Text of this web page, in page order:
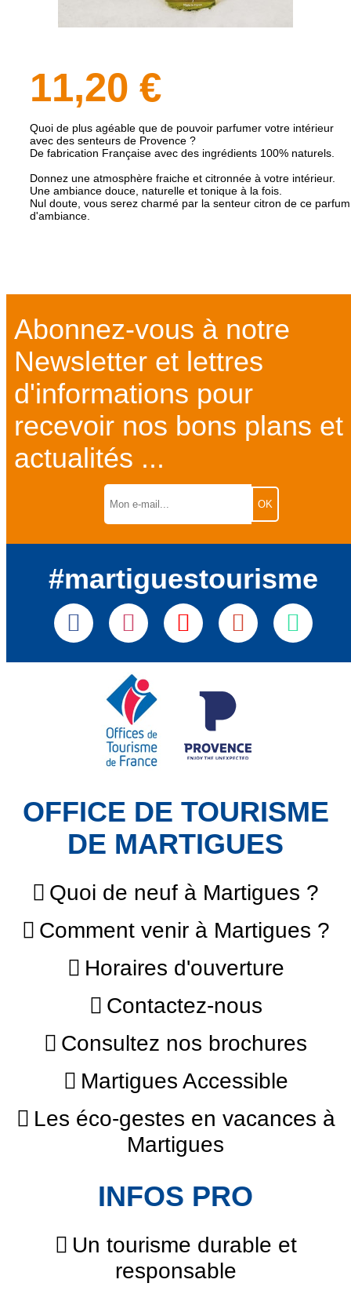
11,20 €
Quoi de plus agéable que de pouvoir parfumer votre intérieur
avec des senteurs de Provence ?
De fabrication Française avec des ingrédients 100% naturels.
Donnez une atmosphère fraiche et citronnée à votre intérieur.
Une ambiance douce, naturelle et tonique à la fois.
Nul doute, vous serez charmé par la senteur citron de ce parfum
d'ambiance.
Abonnez-vous à notre
Newsletter et lettres
d'informations pour
recevoir nos bons plans et
actualités ...
#martiguestourisme
OFFICE DE TOURISME
DE MARTIGUES
Quoi de neuf à Martigues ?
Comment venir à Martigues ?
Horaires d'ouverture
Contactez-nous
Consultez nos brochures
Martigues Accessible
Les éco-gestes en vacances à
Martigues
INFOS PRO
Un tourisme durable et
responsable